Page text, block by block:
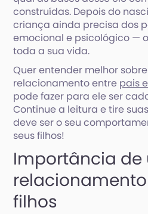
construídas. Depois do
criança ainda precisa dos
emocional e psicológico —
toda a sua vida.
Quer entender melhor
relacionamento entre pais
pode fazer para ele ser
Continue a leitura e tire
deve ser o seu
seus filhos!
Importância de
filhos